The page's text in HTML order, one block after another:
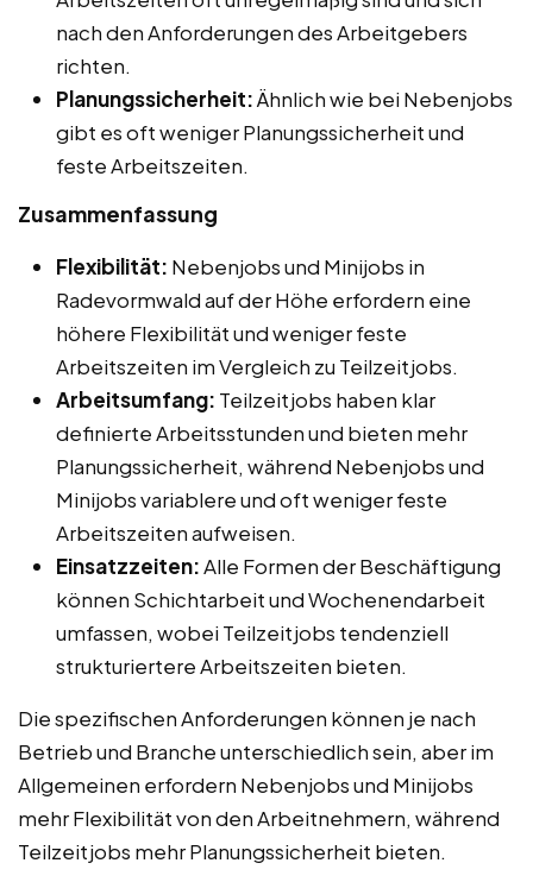
nach den Anforderungen des Arbeitgebers
richten.
Planungssicherheit:Ähnlich wie bei Nebenjobs
gibt es oft weniger Planungssicherheit und
feste Arbeitszeiten.
Zusammenfassung
Flexibilität: Nebenjobs und Minijobs in
Radevormwald auf der Höhe erfordern eine
höhere Flexibilität und weniger feste
Arbeitszeiten im Vergleich zu Teilzeitjobs.
Arbeitsumfang: Teilzeitjobs haben klar
definierte Arbeitsstunden und bieten mehr
Planungssicherheit, während Nebenjobs und
Minijobs variablere und oft weniger feste
Arbeitszeiten aufweisen.
Einsatzzeiten:Alle Formen der Beschäftigung
können Schichtarbeit und Wochenendarbeit
umfassen, wobei Teilzeitjobs tendenziell
strukturiertere Arbeitszeiten bieten.
Die spezifischen Anforderungen können je nach
Betrieb und Branche unterschiedlich sein, aber im
Allgemeinen erfordern Nebenjobs und Minijobs
mehr Flexibilität von den Arbeitnehmern, während
Teilzeitjobs mehr Planungssicherheit bieten.